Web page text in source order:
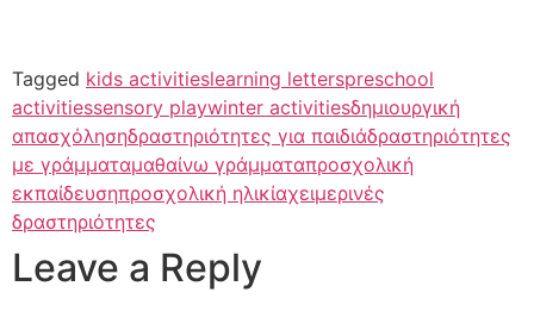
Tagged kids activitieslearning letterspreschool
activitiessensory playwinter activitiesδημιουργική
απασχόλησηδραστηριότητες για παιδιάδραστηριότητες
με γράμματαμαθαίνω γράμματαπροσχολική
εκπαίδευσηπροσχολική ηλικίαχειμερινές
δραστηριότητες
Leave a Reply